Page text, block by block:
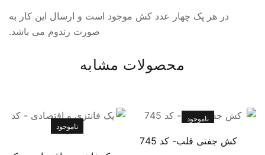
در هر پک چهار عدد کش موجود است و ارسال این کار به
صورت رندوم می باشد.
محصولات مشابه
ناموجود
کش جفتی قلب- کد 745
ناموجود